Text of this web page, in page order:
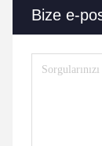
Bize e-